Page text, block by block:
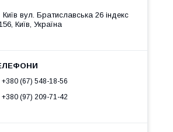
Київ вул. Братиславська 26 індекс
Київ, Україна
+380 (67) 548-18-56
+380 (97) 209-71-42